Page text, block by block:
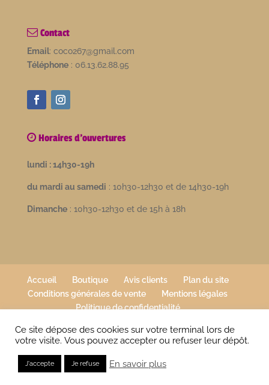
Contact
Email: coco267@gmail.com
Téléphone: 06.13.62.88.95
Horaires d'ouvertures
lundi : 14h30-19h
du mardi au samedi : 10h30-12h30 et de 14h30-19h
Dimanche: 10h30-12h30 et de 15h à 18h
Accueil Boutique Avis clients
Plan du site
Conditions générales de vente
Mentions légales
Politique de confidentialité
© Inova-web.fr pour MARIE T - tous droits réservés -
Ce site dépose des cookies sur votre terminal lors de
votre visite. Vous pouvez accepter ou refuser leur dépôt.
J'accepte Je refuse En savoir plus